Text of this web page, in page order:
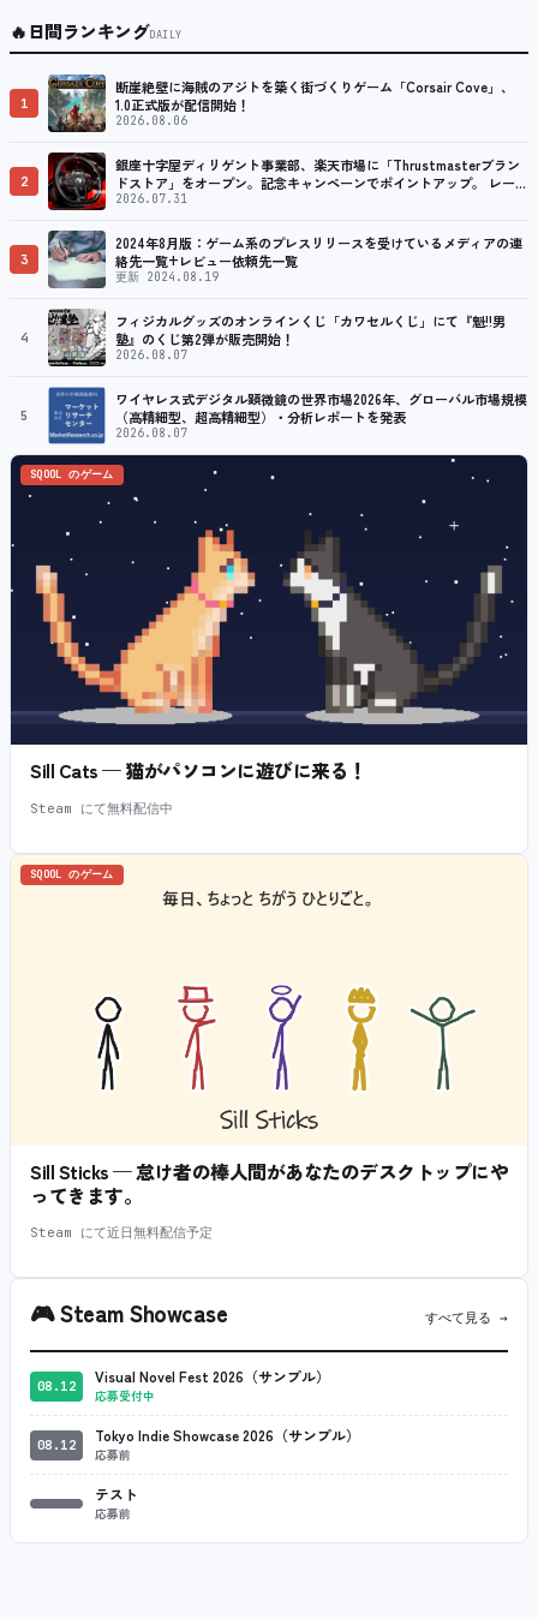
🔥日間ランキングDAILY
1
断崖絶壁に海賊のアジトを築く街づくりゲーム「Corsair Cove」、
1.0正式版が配信開始！
2026.08.06
2
銀座十字屋ディリゲント事業部、楽天市場に「Thrustmasterブラン
ドストア」をオープン。記念キャンペーンでポイントアップ。 レーシ
ング／フライトシム向けコントローラーを中心に、幅広くラインナッ
2026.07.31
3
2024年8月版：ゲーム系のプレスリリースを受けているメディアの連
絡先一覧+レビュー依頼先一覧
更新 2024.08.19
4
フィジカルグッズのオンラインくじ「カワセルくじ」にて『魁!!男
塾』のくじ第2弾が販売開始！
2026.08.07
5
ワイヤレス式デジタル顕微鏡の世界市場2026年、グローバル市場規模
（高精細型、超高精細型）・分析レポートを発表
2026.08.07
SQOOL のゲーム
Sill Cats — 猫がパソコンに遊びに来る！
Steam にて無料配信中
SQOOL のゲーム
Sill Sticks — 怠け者の棒人間があなたのデスクトップにや
ってきます。
Steam にて近日無料配信予定
🎮Steam Showcase すべて見る →
08.12 Visual Novel Fest 2026（サンプル）
応募受付中
08.12 Tokyo Indie Showcase 2026（サンプル）
応募前
テスト
応募前